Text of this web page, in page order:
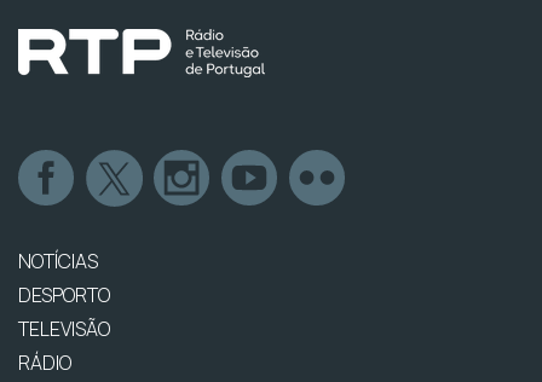
NOTÍCIAS
DESPORTO
TELEVISÃO
RÁDIO